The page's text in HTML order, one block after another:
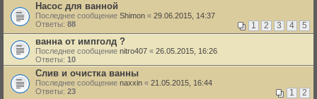
Насос для ванной
Последнее сообщение Shimon « 29.06.2015, 14:37
Ответы: 88 1 2 3 4 5
ванна от импголд ?
Последнее сообщение nitro407 « 26.05.2015, 16:26
Ответы: 10
Слив и очистка ванны
Последнее сообщение naxxin « 21.05.2015, 16:44
Ответы: 23 1 2